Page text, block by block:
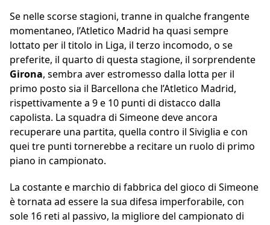
Se nelle scorse stagioni, tranne in qualche frangente
momentaneo, l’Atletico Madrid ha quasi sempre
lottato per il titolo in Liga, il terzo incomodo, o se
preferite, il quarto di questa stagione, il sorprendente
Girona, sembra aver estromesso dalla lotta per il
primo posto sia il Barcellona che l’Atletico Madrid,
rispettivamente a 9 e 10 punti di distacco dalla
capolista. La squadra di Simeone deve ancora
recuperare una partita, quella contro il Siviglia e con
quei tre punti tornerebbe a recitare un ruolo di primo
piano in campionato.
La costante e marchio di fabbrica del gioco di Simeone
è tornata ad essere la sua difesa imperforabile, con
sole 16 reti al passivo, la migliore del campionato di